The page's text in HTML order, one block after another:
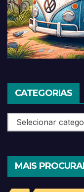
CATEGORIAS
Categorias
MAIS